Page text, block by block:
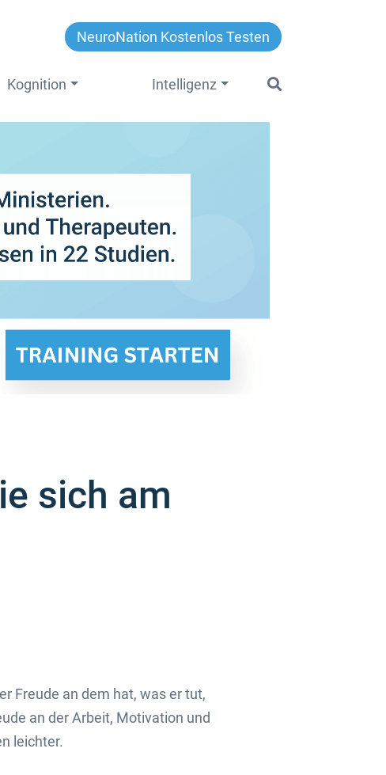
NeuroNation Kostenlos Testen
Kognition Intelligenz
sich am
Freude an dem hat, was er tut,
an der Arbeit, Motivation und
leichter.